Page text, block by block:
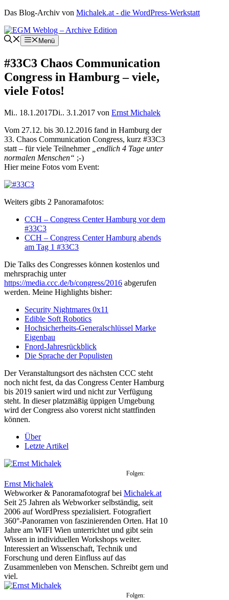
Zum
springen
Das Blog-Archiv von Michalek.at - die WordPress-Werkstatt
Menü
#33C3 Chaos Communication
Congress in Hamburg – viele,
viele Fotos!
Mi.. 18.1.2017Di.. 3.1.2017 von Ernst Michalek
Vom 27.12. bis 30.12.2016 fand in Hamburg der
33. Chaos Communication Congress, kurz #33C3
statt – für viele Teilnehmer
„endlich 4 Tage unter
normalen Menschen“ ;-)
Hier meine Fotos vom Event:
Weiters gibts 2 Panoramafotos:
CCH – Congress Center Hamburg vor dem
#33C3
CCH – Congress Center Hamburg abends
am Tag 1 #33C3
Die Talks des Congresses können kostenlos und
mehrsprachig unter
https://media.ccc.de/b/congress/2016 abgerufen
werden. Meine Highlights bisher:
Security Nightmares 0x11
Edible Soft Robotics
Hochsicherheits-Generalschlüssel Marke
Eigenbau
Fnord-Jahresrückblick
Die Sprache der Populisten
Der Veranstaltungsort des nächsten CCC steht
noch nicht fest, da das Congress Center Hamburg
bis 2019 saniert wird und nicht zur Verfügung
steht. In dieser platzmäßig üppigen Umgebung
wird der Congress also vorerst nicht stattfinden
können.
Über
Letzte Artikel
Folgen:
Ernst Michalek
Webworker & Panoramafotografbei Michalek.at
Seit 25 Jahren als Webworker selbständig, seit
2006 auf WordPress spezialisiert. Fotografiert
360°-Panoramen von faszinierenden Orten. Hat 10
Jahre am WIFI Wien unterrichtet und gibt sein
Wissen in individuellen Workshops weiter.
Interessiert an Wissenschaft, Technik und
Forschung und deren Einfluss auf das
Zusammenleben von Menschen. Schreibt gern und
viel.
Folgen: